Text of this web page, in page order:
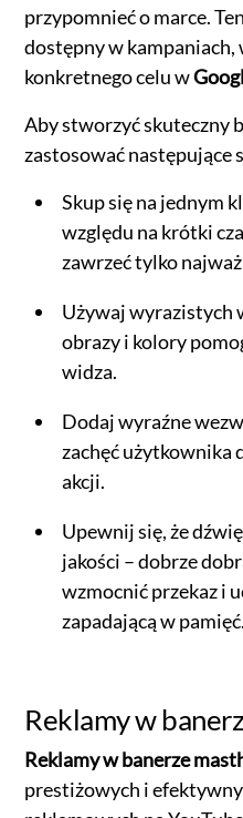
przypomnieć o marce.
dostępny w
konkretnego celu w
Aby stworzyć skuteczny
zastosować następujące
Skup się na jednym
względu na krótki
zawrzeć tylko
Używaj wyrazistych
obrazy i kolory
widza.
Dodaj wyraźne
zachęć użytkownika
akcji.
Upewnij się, że
jakości – dobrze
wzmocnić przekaz i
zapadającą w pamięć.
Reklamy w
Reklamy w banerze
prestiżowych i